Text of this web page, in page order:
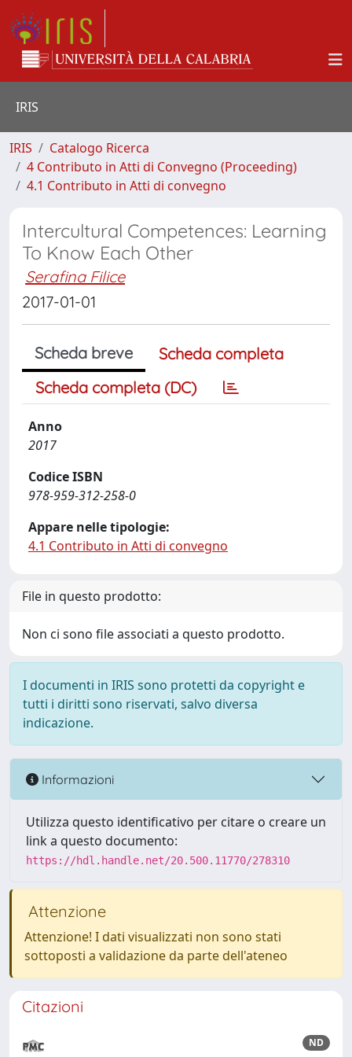
IRIS
IRIS
Catalogo Ricerca
4 Contributo in Atti di Convegno (Proceeding)
4.1 Contributo in Atti di convegno
Intercultural Competences: Learning
To Know Each Other
Serafina Filice
2017-01-01
Scheda breve
Scheda completa
Scheda completa (DC)
Anno
2017
Codice ISBN
978-959-312-258-0
Appare nelle tipologie:
4.1 Contributo in Atti di convegno
File in questo prodotto:
Non ci sono file associati a questo prodotto.
I documenti in IRIS sono protetti da copyright e
tutti i diritti sono riservati, salvo diversa
indicazione.
Informazioni
Utilizza questo identificativo per citare o creare un
link a questo documento:
https://hdl.handle.net/20.500.11770/278310
Attenzione
Attenzione! I dati visualizzati non sono stati
sottoposti a validazione da parte dell'ateneo
Citazioni
ND